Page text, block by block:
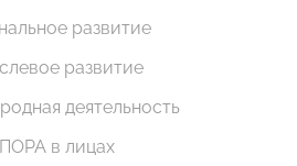
развитие
развитие
деятельность
в лицах